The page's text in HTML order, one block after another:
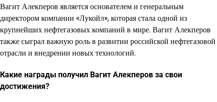
Вагит Алекперов является основателем и генеральным
директором компании «Лукойл», которая стала одной из
крупнейших нефтегазовых компаний в мире. Вагит Алекперов
также сыграл важную роль в развитии российской нефтегазовой
отрасли и внедрении новых технологий.
Какие награды получил Вагит Алекперов за свои
достижения?